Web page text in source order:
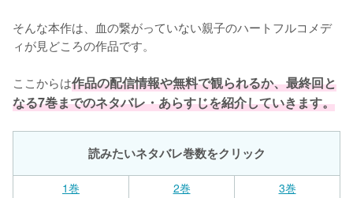
そんな本作は、血の繋がっていない親子のハートフルコメデ
ィが見どころの作品です。
ここからは作品の配信情報や無料で観られるか、最終回と
なる7巻までのネタバレ・あらすじを紹介していきます。
読みたいネタバレ巻数をクリック
1巻 2巻
3巻